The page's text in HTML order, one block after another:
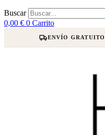
Buscar
0,00 € 0 Carrito
ENVÍO